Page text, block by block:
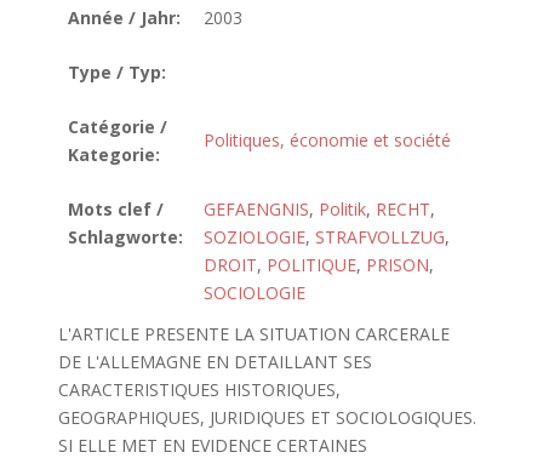
Année / Jahr: 2003
Type / Typ:
Catégorie /
Kategorie:
Politiques, économie et société
Mots clef /
Schlagworte:
GEFAENGNIS, Politik, RECHT,
SOZIOLOGIE, STRAFVOLLZUG,
DROIT, POLITIQUE, PRISON,
SOCIOLOGIE
L'ARTICLE PRESENTE LA SITUATION CARCERALE
DE L'ALLEMAGNE EN DETAILLANT SES
CARACTERISTIQUES HISTORIQUES,
GEOGRAPHIQUES, JURIDIQUES ET SOCIOLOGIQUES.
SI ELLE MET EN EVIDENCE CERTAINES